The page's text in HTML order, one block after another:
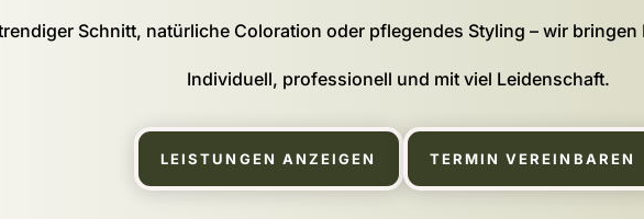
Schnitt, natürliche Coloration oder pflegendes Styling – wir bringen
Individuell, professionell und mit viel Leidenschaft.
LEISTUNGEN ANZEIGEN TERMIN VEREINBAREN